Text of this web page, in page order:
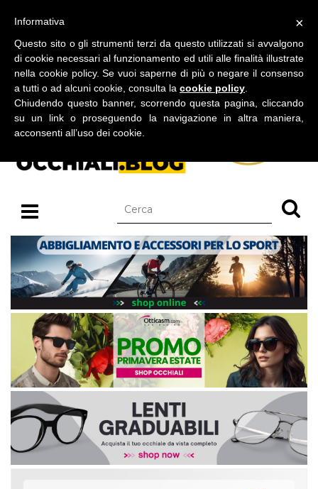
BLOG SU OCCHIALI DA SOLE E OCCHIALI DA VISTA
×
Informativa
Questo sito o gli strumenti terzi da questo utilizzati si avvalgono
di cookie necessari al funzionamento ed utili alle finalità illustrate
nella cookie policy. Se vuoi saperne di più o negare il consenso
a tutti o ad alcuni cookie, consulta la cookie policy
Chiudendo questo banner, scorrendo questa pagina, cliccando
su un link o proseguendo la navigazione in altra maniera,
acconsenti all’uso dei cookie.